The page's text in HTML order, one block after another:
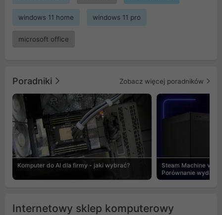
windows 11 home windows 11 pro
microsoft office
Poradniki Zobacz więcej poradników
Komputer do AI dla firmy - jaki wybrać?
Steam Machine vs
Porównanie
Internetowy sklep komputerowy